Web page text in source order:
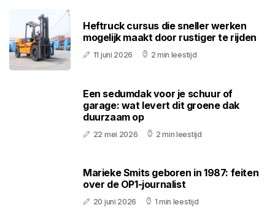
Heftruck cursus die sneller werken
mogelijk maakt door rustiger te rijden
11 juni 2026 2 min leestijd
Een sedumdak voor je schuur of
garage: wat levert dit groene dak
duurzaam op
22 mei 2026 2 min leestijd
Marieke Smits geboren in 1987: feiten
over de OP1-journalist
20 juni 2026 1 min leestijd